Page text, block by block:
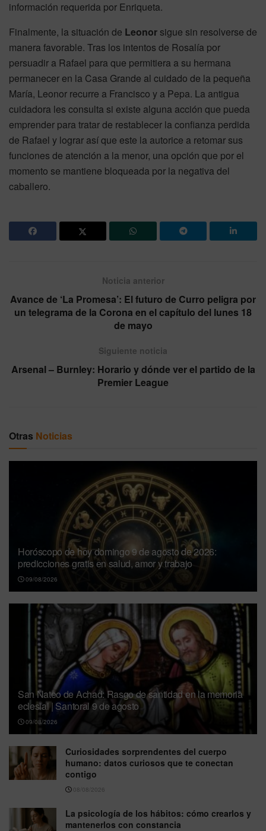
información requerida por Enriqueta.
Finalmente, la situación de Leonor sigue sin resolverse de
manera favorable. Tras los intentos de Rosalía por
persuadir a Rafael para que permitiera a su hermana
permanecer en la Casa Grande al cuidado de la pequeña
María, Leonor recurre a Francisco y a Pepa. La antigua
cuidadora les consulta si existe alguna acción que pueda
emprender para tratar de restablecer la confianza perdida
de Rafael y lograr así que este la autorice a retomar sus
funciones de atención a la menor, una opción que por el
momento se mantiene bloqueada por la negativa del
caballero.
Noticia anterior
Avance de ‘La Promesa’: El futuro de Curro peligra por
un telegrama de la Corona en el capítulo del lunes 18
de mayo
Siguiente noticia
Arsenal – Burnley: Horario y dónde ver el partido de la
Premier League
Otras Noticias
Horóscopo de hoy domingo 9 de agosto de 2026:
predicciones gratis en salud, amor y trabajo
09/08/2026
San Nateo de Achad: Rasgo de santidad en la memoria
eclesial | Santoral 9 de agosto
09/08/2026
Curiosidades sorprendentes del cuerpo
humano: datos curiosos que te conectan
contigo
08/08/2026
La psicología de los hábitos: cómo crearlos y
mantenerlos con constancia